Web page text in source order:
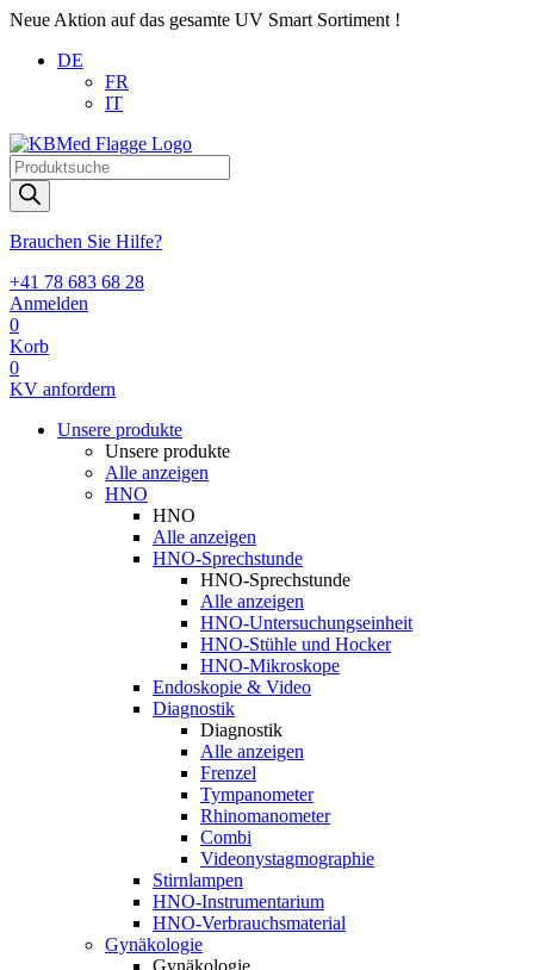
Neue Aktion auf das gesamte UV Smart Sortiment !
DE
FR
IT
Products
search
Brauchen Sie Hilfe?
+41 78 683 68 28
Anmelden
0
Korb
0
KV anfordern
Unsere produkte
Unsere produkte
Alle anzeigen
HNO
HNO
Alle anzeigen
HNO-Sprechstunde
HNO-Sprechstunde
Alle anzeigen
HNO-Untersuchungseinheit
HNO-Stühle und Hocker
HNO-Mikroskope
Endoskopie & Video
Diagnostik
Diagnostik
Alle anzeigen
Frenzel
Tympanometer
Rhinomanometer
Combi
Videonystagmographie
Stirnlampen
HNO-Instrumentarium
HNO-Verbrauchsmaterial
Gynäkologie
Gynäkologie